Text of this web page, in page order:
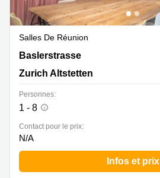
Salles De Réunion
Baslerstrasse 60, Zurich Altstetten
Baslerstrasse
Zurich Altstetten
Personnes:
1 - 8
Contact pour le prix:
N/A
Infos et prix